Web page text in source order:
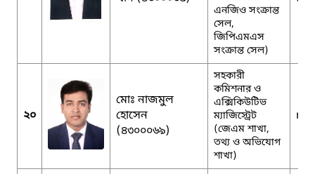
এনজিও সংক্রান্ত
সেল,
জিপিএমএস
সংক্রান্ত সেল)
২০
মোঃ নাজমুল
হোসেন
(৪৩০০০৬৯)
সহকারী
কমিশনার ও
এক্সিকিউটিভ
ম্যাজিস্ট্রেট
(জেএম শাখা,
তথ্য ও অভিযোগ
শাখা)